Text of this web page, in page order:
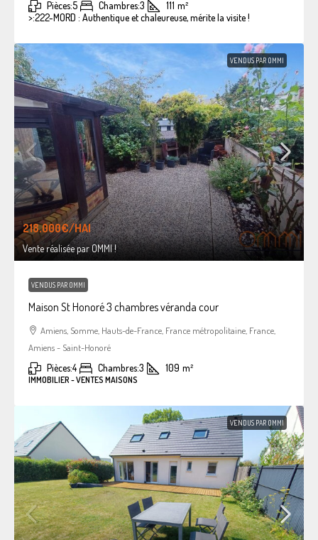
Pièces:5 Chambres:3 111 m²
>:222-MORD : Authentique et chaleureuse, mérite la visite !
VENDUS PAR OMMI
218.000€/HAI
Vente réalisée par OMMI !
VENDUS PAR OMMI
Maison St Honoré 3 chambres véranda cour
Amiens, Somme, Hauts-de-France, France métropolitaine, France,
Amiens - Saint-Honoré
Pièces:4 Chambres:3 109 m²
IMMOBILIER - VENTES MAISONS
VENDUS PAR OMMI